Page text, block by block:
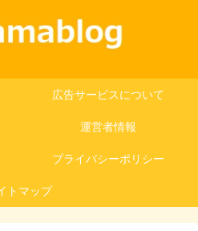
広告サービスについて
運営者情報
プライバシーポリシー
トマップ